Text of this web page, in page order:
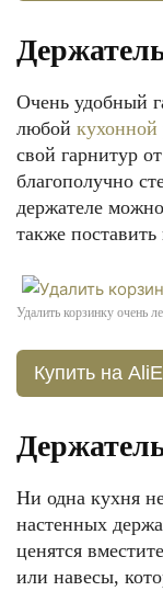
Очень удобный
любой кухонной
свой гарнитур
благополучно
держателе
также
Удалить корзинку очень
Купить на
Ни одна кухня
настенных
ценятся
или навесы,